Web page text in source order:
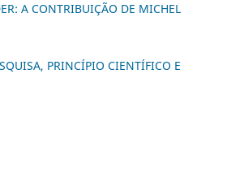
A CONTRIBUIÇÃO DE MICHEL
PRINCÍPIO CIENTÍFICO E